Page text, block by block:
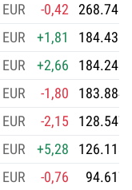
EUR -0,42
EUR +1,81
EUR +2,66
EUR -1,80
EUR -2,15
EUR +5,28
EUR -0,76